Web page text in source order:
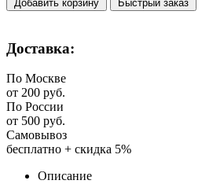
Добавить корзину Быстрый заказ
Доставка:
По Москве
от 200 руб.
По России
от 500 руб.
Самовывоз
бесплатно + скидка 5%
Описание